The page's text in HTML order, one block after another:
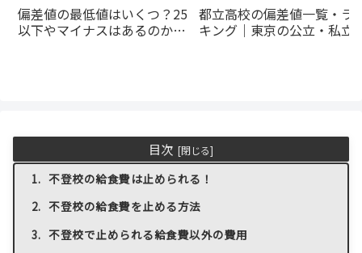
偏差値の最低値はいくつ？25
以下やマイナスはあるのかを
都立高校の偏差値一覧・ラ
キング｜東京の公立・私立
目次
不登校の給食費は止められる！
不登校の給食費を止める方法
不登校で止められる給食費以外の費用